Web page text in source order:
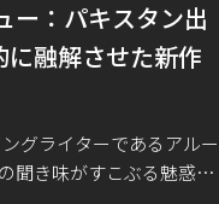
ー：パキスタン出
融解させた新作
グライターであるアルー
聞き味がすこぶる魅惑的